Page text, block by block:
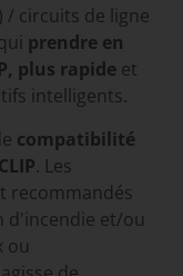
/ circuits de ligne
prendre en
plus rapide et
intelligents.
compatibilité
. Les
recommandés
d'incendie et/ou
ou